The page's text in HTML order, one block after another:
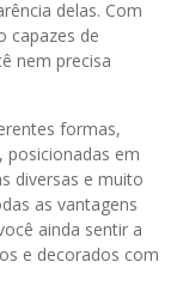
delas. Com
capazes de
nem precisa
formas,
em
diversas e muito
as vantagens
ainda sentir a
e decorados com